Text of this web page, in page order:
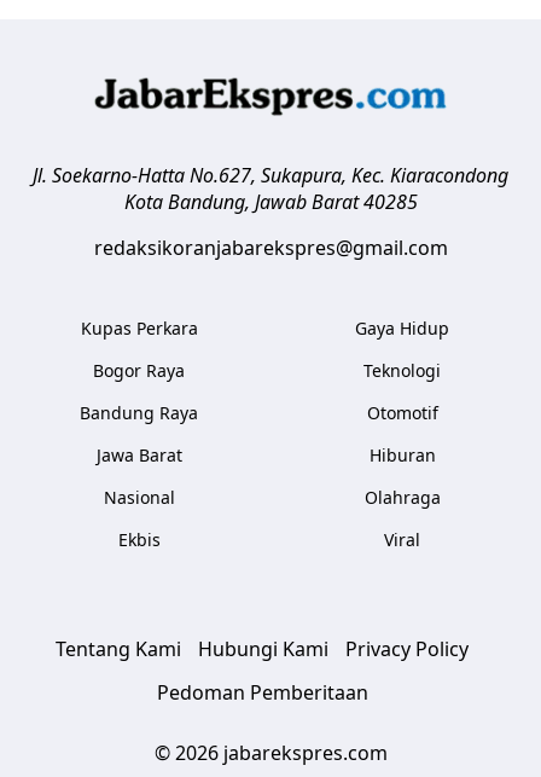
Jl. Soekarno-Hatta No.627, Sukapura, Kec. Kiaracondong
Kota Bandung, Jawab Barat 40285
redaksikoranjabarekspres@gmail.com
Kupas Perkara
Bogor Raya
Bandung Raya
Jawa Barat
Nasional
Ekbis
Gaya Hidup
Teknologi
Otomotif
Hiburan
Olahraga
Viral
Tentang Kami Hubungi Kami
Privacy Policy
Pedoman Pemberitaan
© 2026 jabarekspres.com